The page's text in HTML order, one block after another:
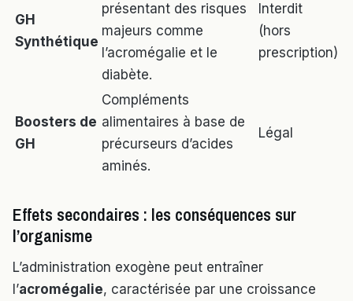
GH
Synthétique
présentant des risques
majeurs comme
l’acromégalie et le
diabète.
Interdit
(hors
prescription)
Boosters de
GH
Compléments
alimentaires à base de
précurseurs d’acides
aminés.
Légal
Effets secondaires : les conséquences sur
l’organisme
L’administration exogène peut entraîner
l’acromégalie, caractérisée par une croissance